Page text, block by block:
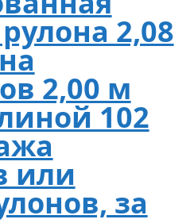
2,08
2,00 м
102
или
за